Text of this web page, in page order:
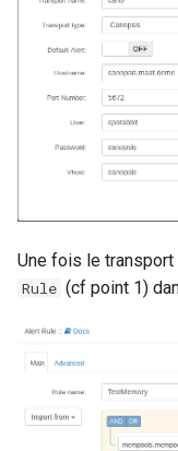
Une fois le
Rule (cf point 1)